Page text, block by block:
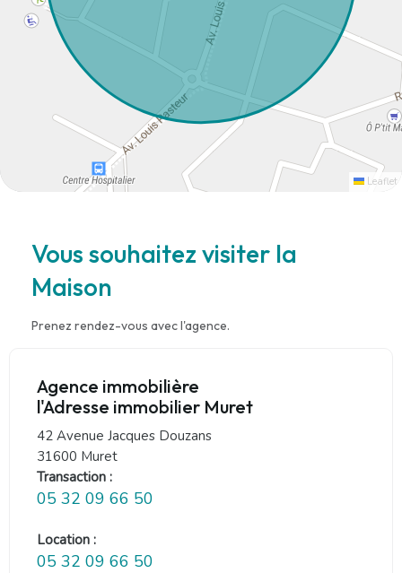
Leaflet
Vous souhaitez visiter la
Maison
Prenez rendez-vous avec l'agence.
Agence immobilière
l'Adresse immobilier Muret
42 Avenue Jacques Douzans
31600 Muret
Transaction :
05 32 09 66 50
Location :
05 32 09 66 50